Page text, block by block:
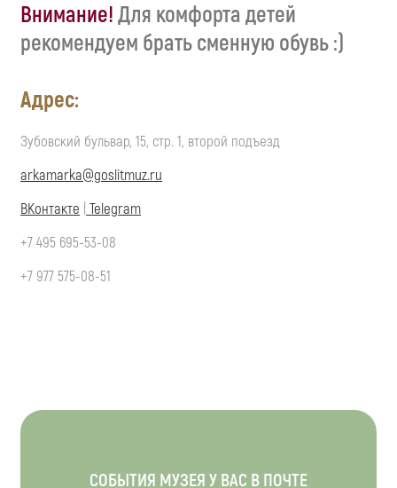
Внимание!Для комфорта детей
рекомендуем брать сменную обувь :)
Адрес:
Зубовский бульвар, 15, стр. 1, второй подъезд
arkamarka@goslitmuz.ru
ВКонтакте Telegram
+7 495 695-53-08
+7 977 575-08-51
СОБЫТИЯ МУЗЕЯ У ВАС В ПОЧТЕ